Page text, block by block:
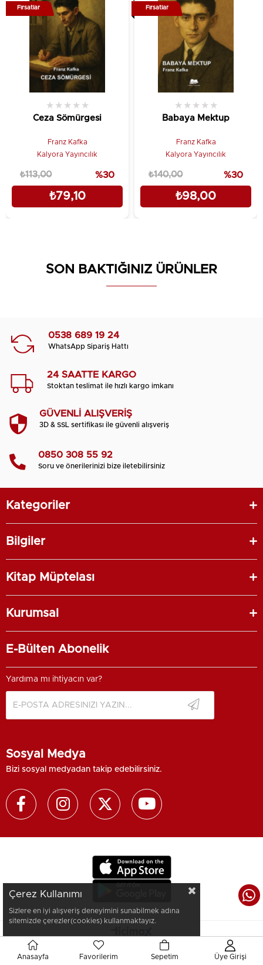
Ceza Sömürgesi
★ ★ ★ ★ ★
Franz Kafka
Kalyora Yayıncılık
₺79,10
₺113,00 %30
Fırsatlar
Babaya Mektup
★ ★ ★ ★ ★
Franz Kafka
Kalyora Yayıncılık
₺98,00
₺140,00 %30
Fırsatlar
SON BAKTIĞINIZ ÜRÜNLER
0538 689 19 24
WhatsApp Sipariş Hattı
24 SAATTE KARGO
Stoktan teslimat ile hızlı kargo imkanı
GÜVENLİ ALIŞVERİŞ
3D & SSL sertifikası ile güvenli alışveriş
0850 308 55 92
Soru ve önerilerinizi bize iletebilirsiniz
Kategoriler
Bilgiler
Kitap Müptelası
Kurumsal
E-Bülten Abonelik
Yardıma mı ihtiyacın var?
Sosyal Medya
Bizi sosyal medyadan takip edebilirsiniz.
Çerez Kullanımı
Sizlere en iyi alışveriş deneyimini sunabilmek adına
sitemizde çerezler(cookies) kullanmaktayız.
Anasayfa Favorilerim Sepetim Üye Girişi